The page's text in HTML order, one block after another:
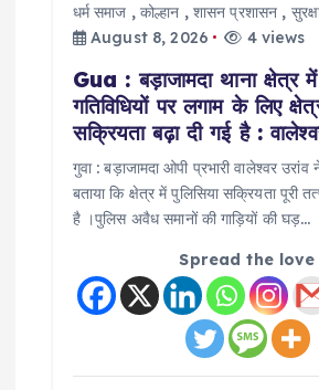
धर्म समाज ,कोल्हान , शासन प्रशासन ,
August 8, 2026
4 views
Gua : बड़ाजामदा थाना क्षेत्र
गतिविधियों पर लगाम के लिए
सक्रियता बढ़ा दी गई है :
गुवा : बड़ाजामदा ओपी प्रभारी वालेश्वर उरांव
बताया कि क्षेत्र में पुलिसिया सक्रियता पूरी
है ।पुलिस अवैध समानों की गाड़ियों की घड़…
Spread the love